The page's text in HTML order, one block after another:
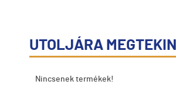
UTOLJÁRA
Nincsenek termékek!